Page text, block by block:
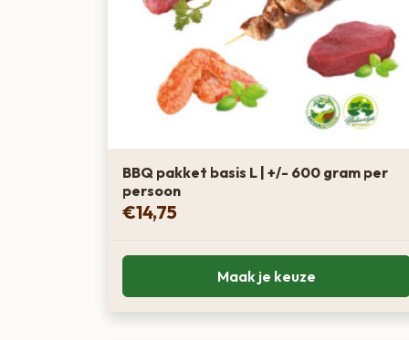
BBQ pakket basis L | +/- 600 gram per
persoon
€14,75
Maak je keuze